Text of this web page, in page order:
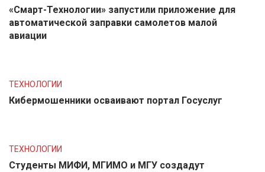
«Смарт-Технологии» запустили приложение для
автоматической заправки самолетов малой
авиации
ТЕХНОЛОГИИ
Кибермошенники осваивают портал Госуслуг
ТЕХНОЛОГИИ
Студенты МИФИ, МГИМО и МГУ создадут